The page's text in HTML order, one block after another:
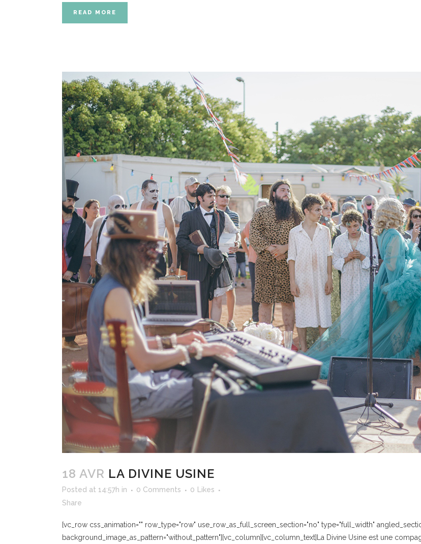
READ MORE
18 AVR LA DIVINE USINE
Posted at 14:57h in 0 Comments 0
Likes
Share
[vc_row css_animation="" row_type="row" use_row_as_full_screen_section="no" type="full_width"
background_image_as_pattern="without_pattern"][vc_column][vc_column_text]La Divine Usine est une